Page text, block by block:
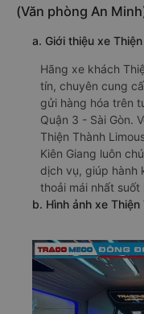
cao, uy tín, giá
🚌 1. Xe Thiện
(Văn phòng An
a. Giới thiệu xe
Hãng xe khách
tín, chuyên cung
gửi hàng hóa trên
Quận 3 - Sài Gòn.
Thiện Thành
Kiên Giang luôn
thoải mái nhất suốt
b. Hình ảnh xe